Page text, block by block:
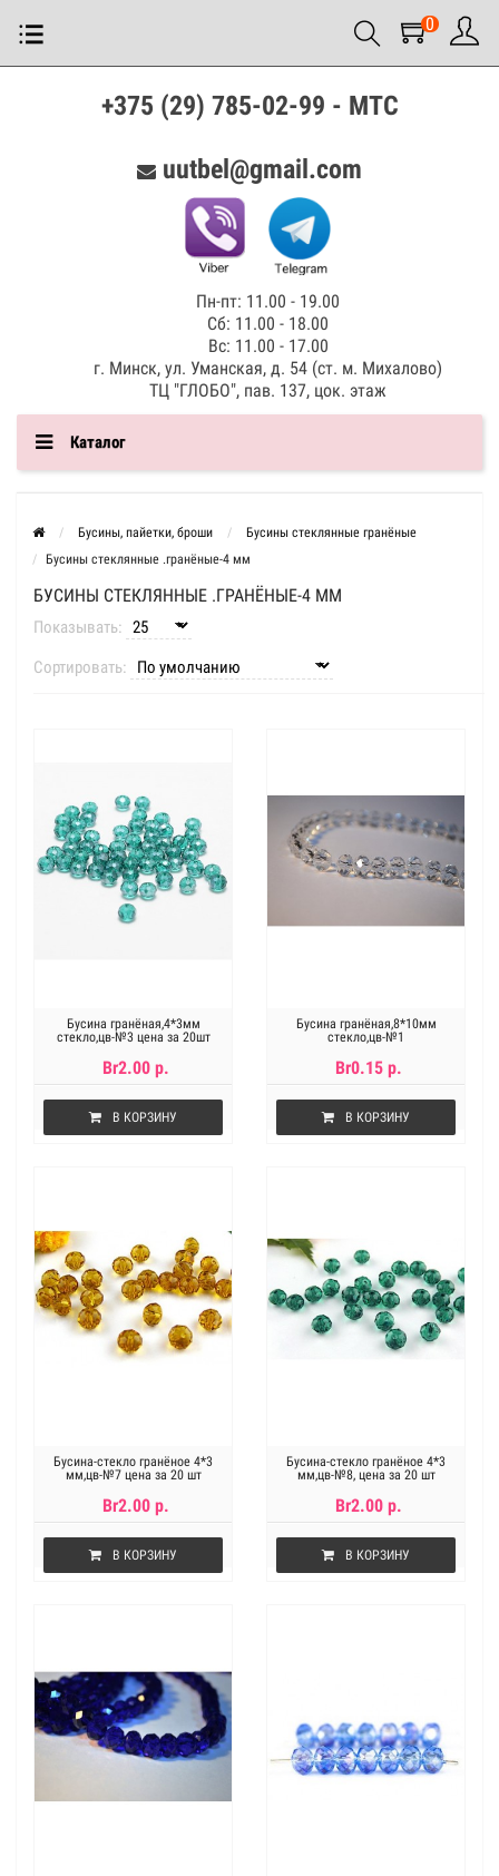
0
+375 (29) 785-02-99 - МТС
uutbel@gmail.com
Пн-пт: 11.00 - 19.00
Сб: 11.00 - 18.00
Вс: 11.00 - 17.00
г. Минск, ул. Уманская, д. 54 (ст. м. Михалово)
ТЦ "ГЛОБО", пав. 137, цок. этаж
Каталог
Бусины, пайетки, броши
Бусины стеклянные гранёные
Бусины стеклянные .гранёные-4 мм
БУСИНЫ СТЕКЛЯННЫЕ .ГРАНЁНЫЕ-4 ММ
Показывать:
Сортировать:
Бусина гранёная,4*3мм
стекло,цв-№3 цена за 20шт
Br2.00 р.
В КОРЗИНУ
Бусина гранёная,8*10мм
стекло,цв-№1
Br0.15 р.
В КОРЗИНУ
Бусина-стекло гранёное 4*3
мм,цв-№7 цена за 20 шт
Br2.00 р.
В КОРЗИНУ
Бусина-стекло гранёное 4*3
мм,цв-№8, цена за 20 шт
Br2.00 р.
В КОРЗИНУ